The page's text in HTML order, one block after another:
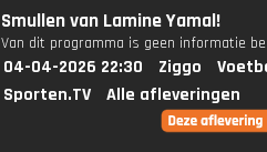
Smullen van Lamine Yamal!
Van dit programma is geen informatie
04-04-2026 22:30 Ziggo
Sporten.TV
Alle afleveringen